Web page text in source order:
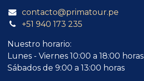
contacto@primatour.pe
+51 940 173 235
Nuestro horario:
Lunes - Viernes 10:00 a 18:00 horas
Sábados de 9:00 a 13:00 horas